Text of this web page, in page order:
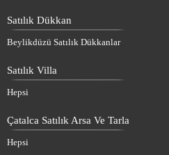
Satılık Dükkan
Beylikdüzü Satılık Dükkanlar
Satılık Villa
Hepsi
Çatalca Satılık Arsa Ve Tarla
Hepsi